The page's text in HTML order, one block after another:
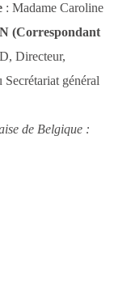
: Madame Caroline
(Correspondant
Directeur,
général
de Belgique :